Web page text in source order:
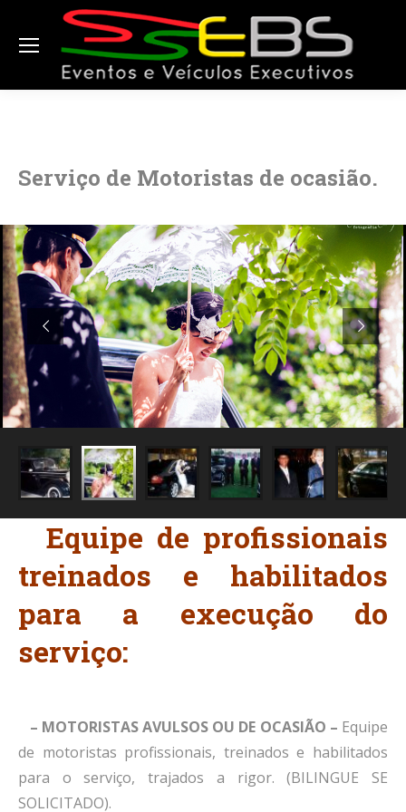
Serviço de Motoristas de ocasião.
Equipe de profissionais
treinados e habilitados
para a execução do
serviço:
– MOTORISTAS AVULSOS OU DE OCASIÃO – Equipe
de motoristas profissionais, treinados e habilitados
para o serviço, trajados a rigor. (BILINGUE SE
SOLICITADO).